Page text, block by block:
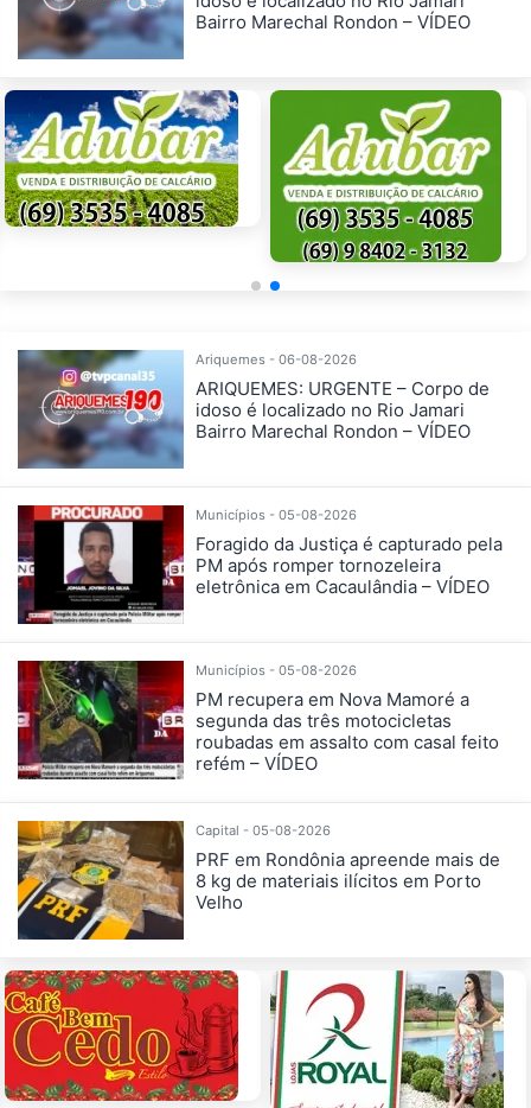
Bairro Marechal Rondon – VÍDEO
Ariquemes - 06-08-2026
ARIQUEMES: URGENTE – Corpo de
idoso é localizado no Rio Jamari
Bairro Marechal Rondon – VÍDEO
Municípios - 05-08-2026
Foragido da Justiça é capturado pela
PM após romper tornozeleira
eletrônica em Cacaulândia – VÍDEO
Municípios - 05-08-2026
PM recupera em Nova Mamoré a
segunda das três motocicletas
roubadas em assalto com casal feito
refém – VÍDEO
Capital - 05-08-2026
PRF em Rondônia apreende mais de
8 kg de materiais ilícitos em Porto
Velho